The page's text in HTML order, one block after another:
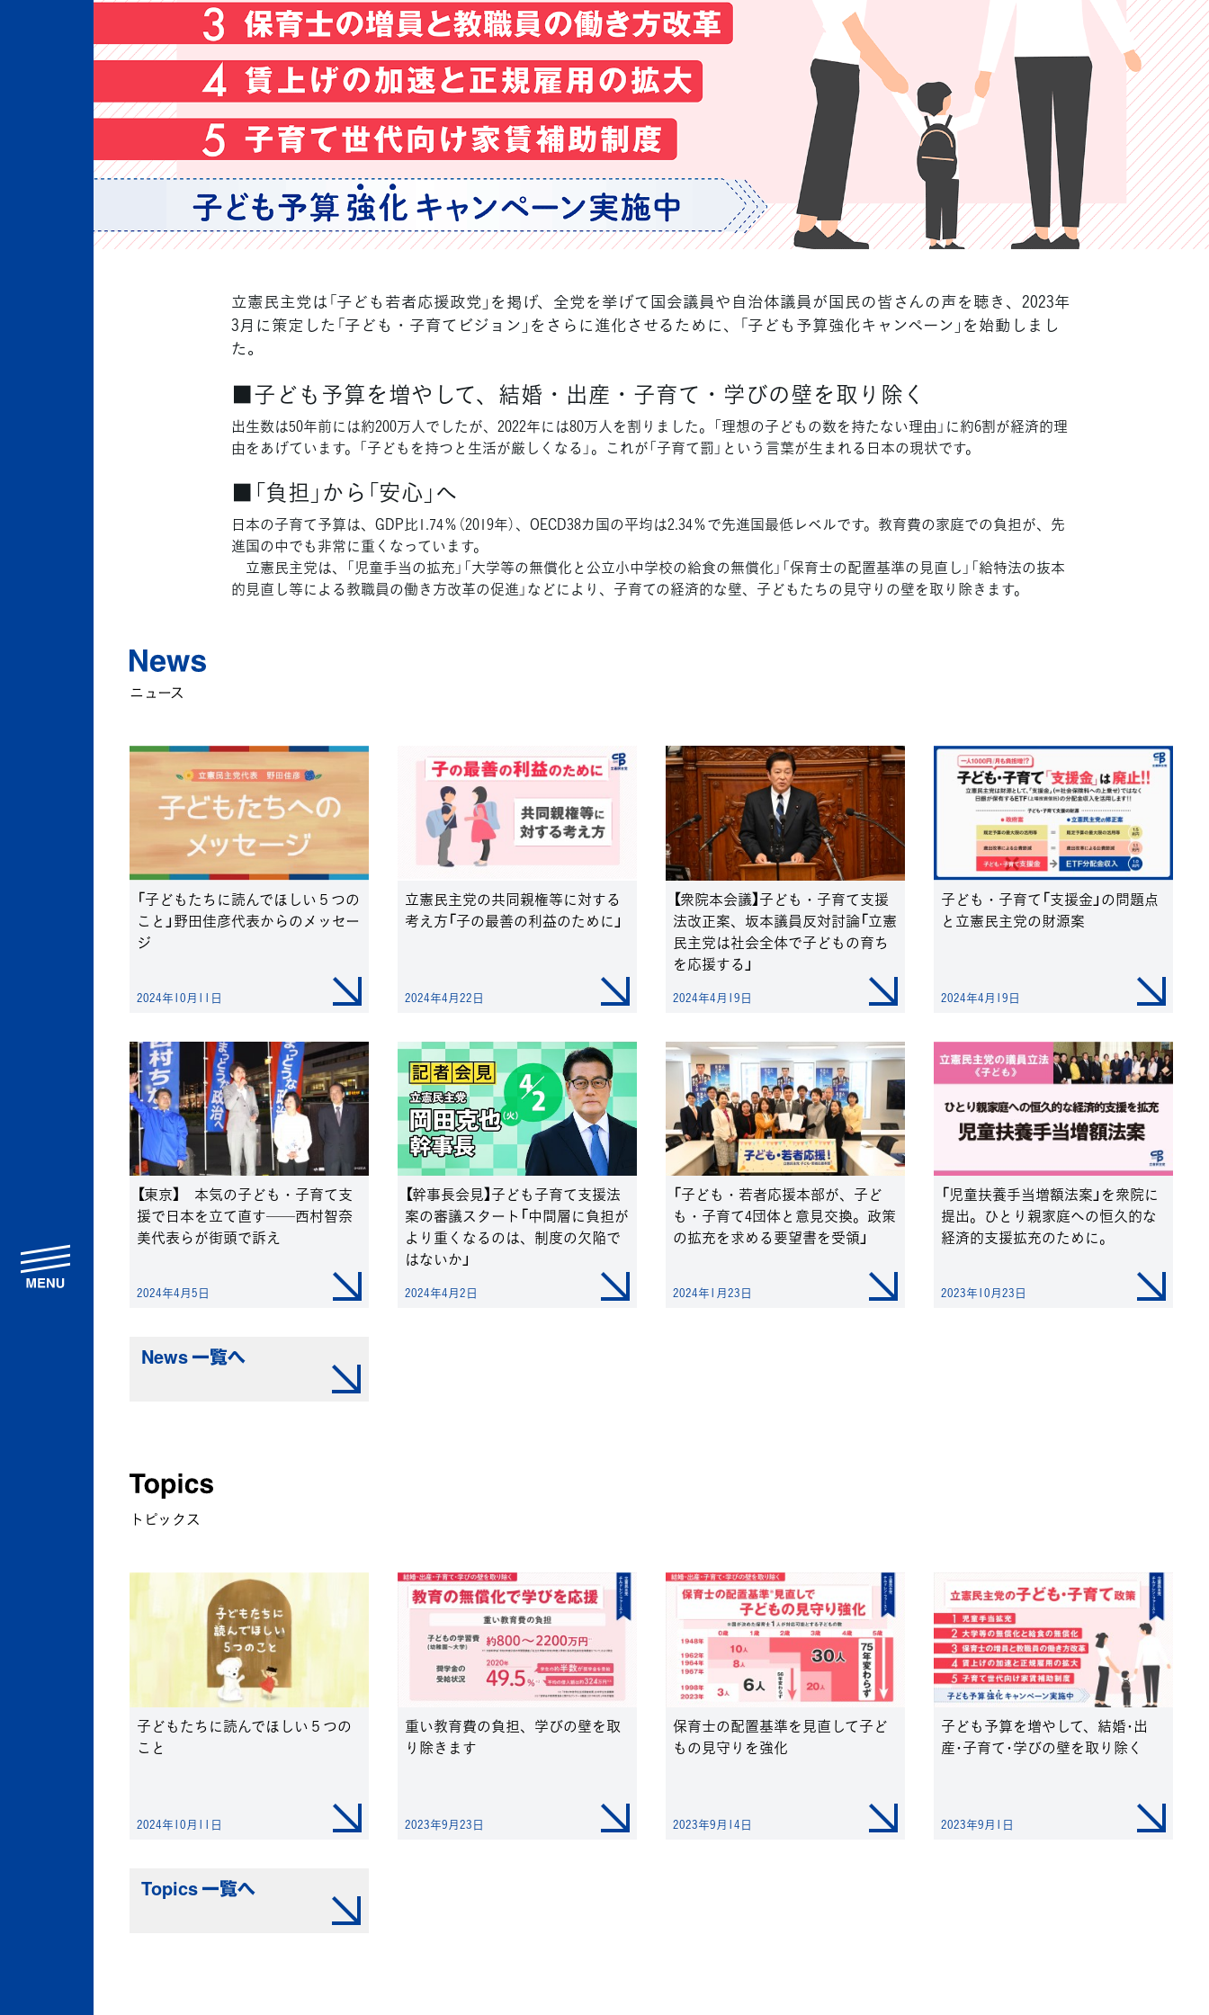
立憲民主党は「子ども若者応援政党」を掲げ、全党を挙げて国会議員や自治体議員が国民の皆さんの声を聴き、2023年
3月に策定した「子ども・子育てビジョン」をさらに進化させるために、「子ども予算強化キャンペーン」を始動しまし
た。
■子ども予算を増やして、結婚・出産・子育て・学びの壁を取り除く
出生数は50年前には約200万人でしたが、2022年には80万人を割りました。「理想の子どもの数を持たない理由」に約6割が経済的理
由をあげています。「子どもを持つと生活が厳しくなる」。これが「子育て罰」という言葉が生まれる日本の現状です。
■「負担」から「安心」へ
日本の子育て予算は、GDP比1.74％（2019年）、OECD38カ国の平均は2.34％で先進国最低レベルです。教育費の家庭での負担が、先
進国の中でも非常に重くなっています。
立憲民主党は、「児童手当の拡充」「大学等の無償化と公立小中学校の給食の無償化」「保育士の配置基準の見直し」「給特法の抜本
的見直し等による教職員の働き方改革の促進」などにより、子育ての経済的な壁、子どもたちの見守りの壁を取り除きます。
ニュース
「子どもたちに読んでほしい５つの
こと」野田佳彦代表からのメッセー
ジ
2024年10月11日
立憲民主党の共同親権等に対する
考え方「子の最善の利益のために」
2024年4月22日
【衆院本会議】子ども・子育て支援
法改正案、坂本議員反対討論「立憲
民主党は社会全体で子どもの育ち
を応援する」
2024年4月19日
子ども・子育て「支援金」の問題点
と立憲民主党の財源案
2024年4月19日
【東京】 本気の子ども・子育て支
援で日本を立て直す──西村智奈
美代表らが街頭で訴え
2024年4月5日
【幹事長会見】子ども子育て支援法
案の審議スタート「中間層に負担が
より重くなるのは、制度の欠陥で
はないか」
2024年4月2日
「子ども・若者応援本部が、子ど
も・子育て4団体と意見交換。政策
の拡充を求める要望書を受領」
2024年1月23日
「児童扶養手当増額法案」を衆院に
提出。ひとり親家庭への恒久的な
経済的支援拡充のために。
2023年10月23日
News 一覧へ
トピックス
子どもたちに読んでほしい５つの
こと
2024年10月11日
重い教育費の負担、学びの壁を取
り除きます
2023年9月23日
保育士の配置基準を見直して子ど
もの見守りを強化
2023年9月14日
子ども予算を増やして、結婚･出
産･子育て･学びの壁を取り除く
2023年9月1日
Topics 一覧へ